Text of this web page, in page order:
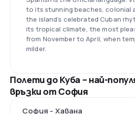
to its stunning beaches, colonial
the island’s celebrated Cuban
its tropical climate, the most
from November to April, when
milder.
Полети до Куба – най-
връзки от София
София - Хавана